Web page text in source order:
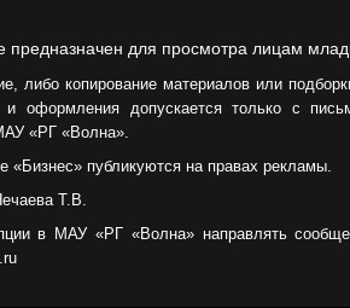
предназначен для просмотра лицам
либо копирование материалов или
и оформления допускается только с
«РГ «Волна».
«Бизнес» публикуются на правах рекламы.
Т.В.
в МАУ «РГ «Волна» направлять